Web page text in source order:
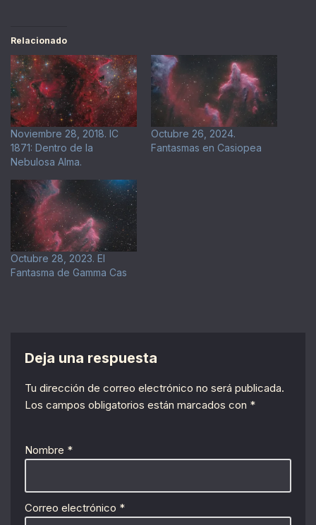
Relacionado
Noviembre 28, 2018. IC
1871: Dentro de la
Nebulosa Alma.
Octubre 26, 2024.
Fantasmas en Casiopea
Octubre 28, 2023. El
Fantasma de Gamma Cas
Deja una respuesta
Tu dirección de correo electrónico no será publicada.
Los campos obligatorios están marcados con *
Nombre *
Correo electrónico *